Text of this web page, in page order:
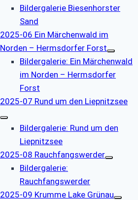
Bildergalerie Biesenhorster
Sand
2025-06 Ein Märchenwald im
Norden – Hermsdorfer Forst
Bildergalerie: Ein Märchenwald
im Norden – Hermsdorfer
Forst
2025-07 Rund um den Liepnitzsee
Bildergalerie: Rund um den
Liepnitzsee
2025-08 Rauchfangswerder
Bildergalerie:
Rauchfangswerder
2025-09 Krumme Lake Grünau